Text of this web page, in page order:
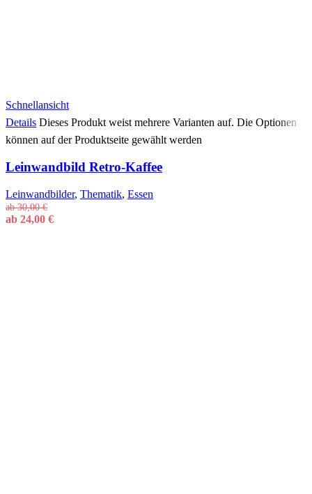
Schnellansicht
Details Dieses Produkt weist mehrere Varianten auf. Die Optionen
können auf der Produktseite gewählt werden
Leinwandbild Retro-Kaffee
Leinwandbilder, Thematik, Essen
ab30,00€
ab 24,00 €